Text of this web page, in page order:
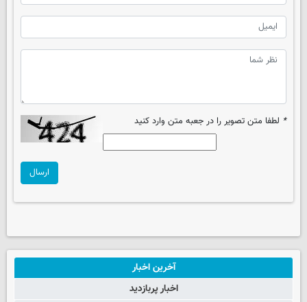
* لطفا متن تصویر را در جعبه متن وارد کنید
ارسال
آخرین اخبار
اخبار پربازدید